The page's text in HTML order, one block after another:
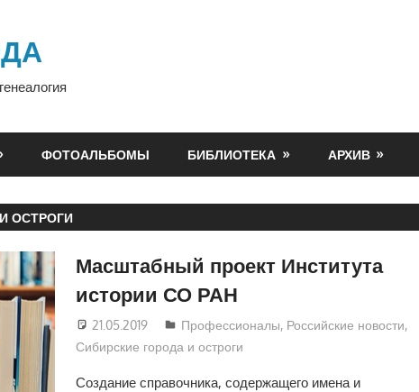
ФОТОАЛЬБОМЫ БИБЛИОТЕКА АРХИВ
ОСТРОГИ
Масштабный проект Института
истории СО РАН
21.05.2019 Екатерина Аникина
Профессионалы, Российские новости,
Сибирские города и остроги
Создание справочника, содержащего имена и